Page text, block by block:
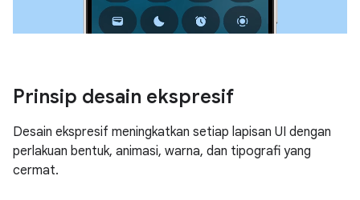
Prinsip desain ekspresif
Desain ekspresif meningkatkan setiap lapisan UI dengan
perlakuan bentuk, animasi, warna, dan tipografi yang
cermat.